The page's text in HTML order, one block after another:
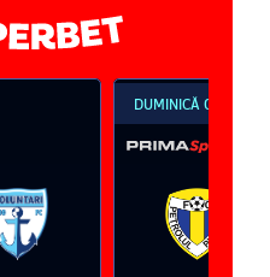
DUMINICĂ 09 AUG,